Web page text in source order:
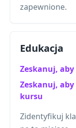
zapewnione.
Edukacja
Zeskanuj,
Zeskanuj,
kursu
Zidentyfikuj